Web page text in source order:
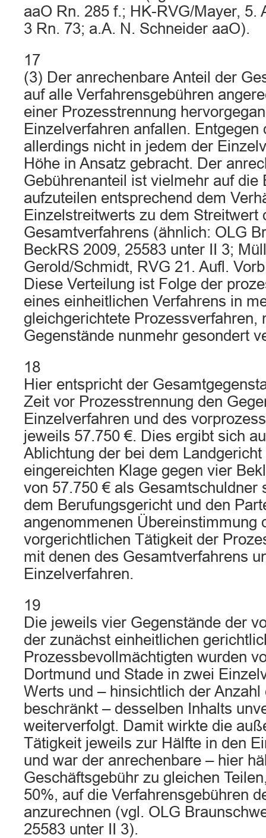
aaO Rn. 285 f.; HK-RVG/Mayer, 5.
3 Rn. 73; a.A. N. Schneider aaO).
17
(3) Der anrechenbare Anteil der
auf alle Verfahrensgebühren
einer Prozesstrennung
Einzelverfahren anfallen.
allerdings nicht in jedem der
Höhe in Ansatz gebracht. Der
Gebührenanteil ist vielmehr auf die
aufzuteilen entsprechend dem
Einzelstreitwerts zu dem Streitwert
Gesamtverfahrens (ähnlich: OLG
BeckRS 2009, 25583 unter II 3;
Gerold/Schmidt, RVG 21. Aufl.
Diese Verteilung ist Folge der
eines einheitlichen Verfahrens in
gleichgerichtete Prozessverfahren,
Gegenstände nunmehr gesondert
18
Hier entspricht der
Zeit vor Prozesstrennung den
Einzelverfahren und des
jeweils 57.750 €. Dies ergibt sich
Ablichtung der bei dem
eingereichten Klage gegen vier
von 57.750 € als Gesamtschuldner
dem Berufungsgericht und den
angenommenen Übereinstimmung
vorgerichtlichen Tätigkeit der
mit denen des Gesamtverfahrens
Einzelverfahren.
19
Die jeweils vier Gegenstände der
der zunächst einheitlichen
Prozessbevollmächtigten wurden
Dortmund und Stade in zwei
Werts und – hinsichtlich der Anzahl
beschränkt – desselben Inhalts
weiterverfolgt. Damit wirkte die
Tätigkeit jeweils zur Hälfte in den
und war der anrechenbare – hier
Geschäftsgebühr zu gleichen
50%, auf die Verfahrensgebühren
anzurechnen (vgl. OLG
25583 unter II 3).